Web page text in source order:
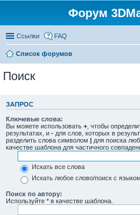
Форум
Ссылки FAQ
Список форумов
Поиск
ЗАПРОС
Ключевые слова:
Вы можете использовать + , чтобы
результатах, и - для слов, которых в
разделить слова символом | для поиска
качестве шаблона для частичного
Искать все слова
Искать любое слово/поиск с
Поиск по автору:
Используйте * в качестве шаблона.